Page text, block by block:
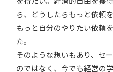
ら、どうしたらもっと依頼
もっと自分のやりたい依頼
た。
そのような想いもあり、セ
のではなく、今でも経営の